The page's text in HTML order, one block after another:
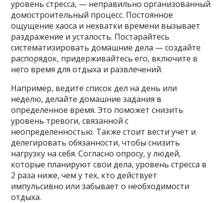
уровень стресса, — неправильно организованный
домостроительный процесс. Постоянное
ощущение хаоса и нехватки времени вызывает
раздражение и усталость. Постарайтесь
систематизировать домашние дела — создайте
распорядок, придерживайтесь его, включите в
него время для отдыха и развлечений.
Например, ведите список дел на день или
неделю, делайте домашние задания в
определённое время. Это поможет снизить
уровень тревоги, связанной с
неопределенностью. Также стоит вести учет и
делегировать обязанности, чтобы снизить
нагрузку на себя. Согласно опросу, у людей,
которые планируют свои дела, уровень стресса в
2 раза ниже, чем у тех, кто действует
импульсивно или забывает о необходимости
отдыха.